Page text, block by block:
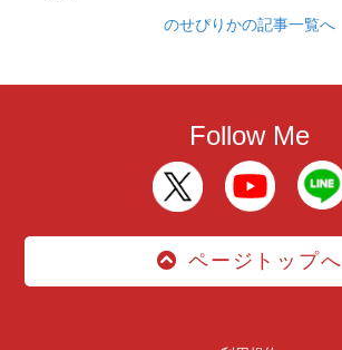
のせぴりかの記事一覧へ
Follow Me
ページトップへ